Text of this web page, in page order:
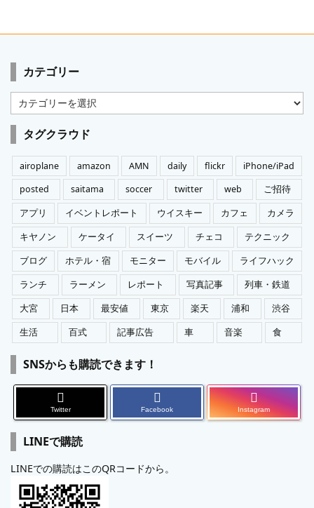
カテゴリー
カ
テ
ゴ
リ
ー
タグクラウド
airoplane amazon AMN daily flickr
iPhone/iPad
posted
saitama soccer twitter web
ご招待
アプリ
イベントレポート ウイスキー カフェ
カメラ
キヤノン
ケータイ スイーツ チェコ
テクニック
ブログ
ホテル・宿 モニター モバイル
ライフハック
ランチ
ラーメン レポート 写真記事
列車・鉄道
大宮
日本 最安値 東京 楽天 浦和
渋谷
生活
百式 記事広告 車 音楽 食
SNSからも購読できます！
Twitter Facebook Instagram
LINEで購読
LINEでの購読はこのQRコードから。